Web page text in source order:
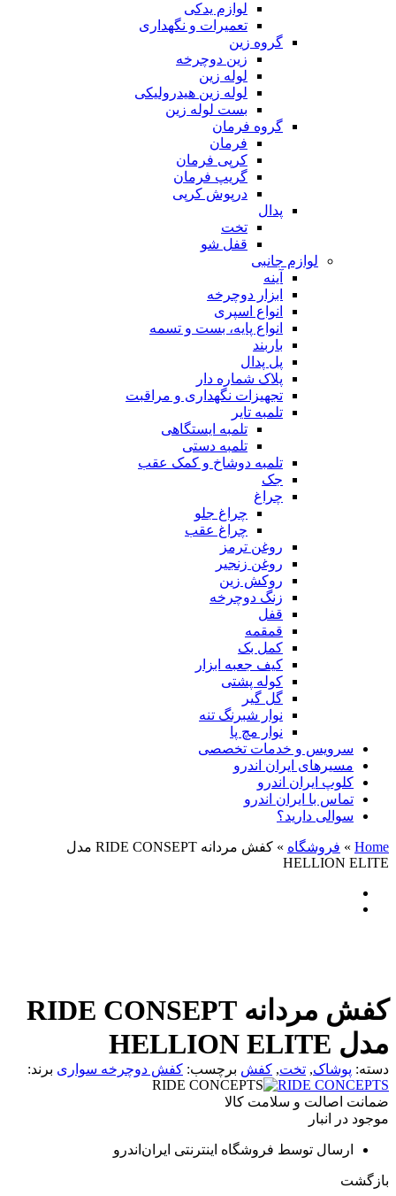
لوازم یدکی
تعمیرات و نگهداری
گروه زین
زین دوچرخه
لوله زین
لوله زین هیدرولیکی
بست لوله زین
گروه فرمان
فرمان
کرپی فرمان
گریپ فرمان
درپوش کرپی
پدال
تخت
قفل شو
لوازم جانبی
آینه
ابزار دوچرخه
انواع اسپری
انواع پایه، بست و تسمه
باربند
پل پدال
پلاک شماره دار
تجهیزات نگهداری و مراقبت
تلمبه تایر
تلمبه ایستگاهی
تلمبه دستی
تلمبه دوشاخ و کمک عقب
جک
چراغ
چراغ جلو
چراغ عقب
روغن ترمز
روغن زنجیر
روکش زین
زنگ دوچرخه
قفل
قمقمه
کمل بک
کیف جعبه ابزار
کوله پشتی
گل گیر
نوار شبرنگ تنه
نوار مچ پا
سرویس و خدمات تخصصی
مسیرهای ایران اندرو
کلوپ ایران اندرو
تماس با ایران اندرو
سوالی دارید؟
Home
» فروشگاه »
کفش مردانه RIDE CONSEPT مدل
HELLION ELITE
کفش مردانه RIDE CONSEPT
مدل HELLION ELITE
دسته: پوشاک, تخت, کفش برچسب: کفش دوچرخه سواری برند:
RIDE CONCEPTS
ضمانت اصالت و سلامت کالا
موجود در انبار
ارسال توسط فروشگاه اینترنتی ایران‌اندرو
بازگشت